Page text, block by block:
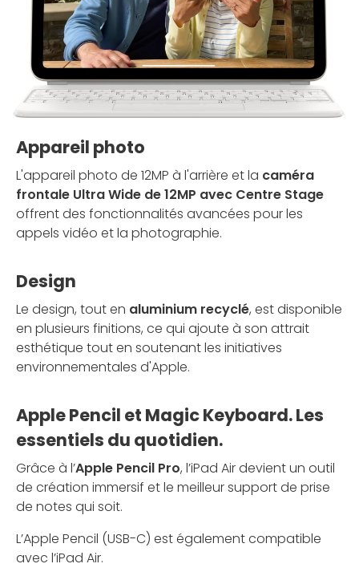
Appareil photo
L'appareil photo de 12MP à l'arrière et la caméra
frontale Ultra Wide de 12MP avec Centre Stage
offrent des fonctionnalités avancées pour les
appels vidéo et la photographie.
Design
Le design, tout en aluminium recyclé, est disponible
en plusieurs finitions, ce qui ajoute à son attrait
esthétique tout en soutenant les initiatives
environnementales d'Apple.
Apple Pencil et Magic Keyboard. Les
essentiels du quotidien.
Grâce à l’Apple Pencil Pro, l’iPad Air devient un outil
de création immersif et le meilleur support de prise
de notes qui soit.
L’Apple Pencil (USB-C) est également compatible
avec l’iPad Air.